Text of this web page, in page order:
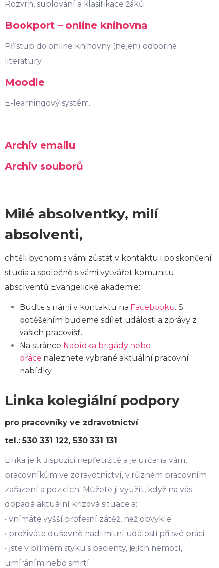
Rozvrh, suplování a klasifikace žáků.
Bookport – online knihovna
Přístup do online knihovny (nejen) odborné
literatury
Moodle
E-learningový systém.
Archiv emailu
Archiv souborů
Milé absolventky, milí
absolventi,
chtěli bychom s vámi zůstat v kontaktu i po skončení
studia a společně s vámi vytvářet komunitu
absolventů Evangelické akademie:
Buďte s námi v kontaktu na Facebooku. S
potěšením budeme sdílet události a zprávy z
vašich pracovišť.
Na stránce Nabídka brigády nebo
práce naleznete vybrané aktuální pracovní
nabídky
Linka kolegiální podpory
pro pracovníky ve zdravotnictví
tel.: 530 331 122, 530 331 131
Linka je k dispozici nepřetržitě a je určena vám,
pracovníkům ve zdravotnictví, v různém pracovním
zařazení a pozicích. Můžete ji využít, když na vás
dopadá aktuální krizová situace a:
• vnímáte vyšší profesní zátěž, než obvykle
• prožíváte duševně nadlimitní události při své práci
• jste v přímém styku s pacienty, jejich nemocí,
umíráním nebo smrtí